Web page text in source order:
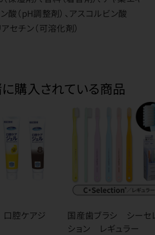
ン酸（pH調整剤）、アスコルビン酸
アセチン（可溶化剤）
に購入されている商品
腔ケアジ
国産歯ブラシ シーセ
ション レギュラー